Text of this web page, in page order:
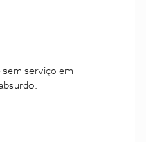
sem serviço em
absurdo.